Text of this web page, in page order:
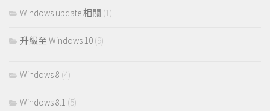
Windows update 相關 (1)
升級至 Windows 10 (9)
Windows 8 (4)
Windows 8.1 (5)